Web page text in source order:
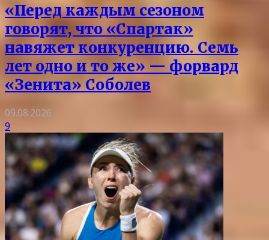
«Перед каждым сезоном
говорят, что «Спартак»
навяжет конкуренцию. Семь
лет одно и то же» — форвард
«Зенита» Соболев
09.08.2026
9